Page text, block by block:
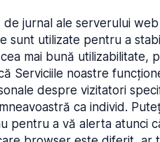
jurnal ale serverului
sunt utilizate pentru a
mai bună
Serviciile noastre
despre vizitatori
ca individ.
pentru a vă alerta atunci